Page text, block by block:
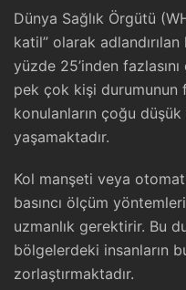
Dünya Sağlık Örgütü
katil” olarak
yüzde 25’inden
pek çok kişi durumunun
konulanların çoğu
yaşamaktadır.
Kol manşeti veya
basıncı ölçüm
uzmanlık gerektirir. Bu
bölgelerdeki insanların
zorlaştırmaktadır.